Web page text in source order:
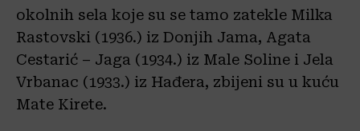
okolnih sela koje su se tamo zatekle Milka
Rastovski (1936.) iz Donjih Jama, Agata
Cestarić – Jaga (1934.) iz Male Soline i Jela
Vrbanac (1933.) iz Hađera, zbijeni su u kuću
Mate Kirete.